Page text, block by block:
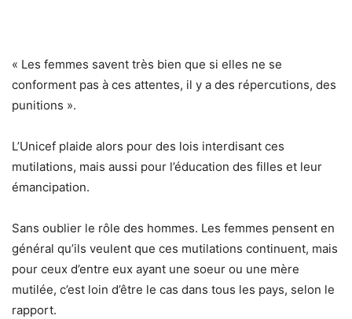
« Les femmes savent très bien que si elles ne se
conforment pas à ces attentes, il y a des répercutions, des
punitions ».
L’Unicef plaide alors pour des lois interdisant ces
mutilations, mais aussi pour l’éducation des filles et leur
émancipation.
Sans oublier le rôle des hommes. Les femmes pensent en
général qu’ils veulent que ces mutilations continuent, mais
pour ceux d’entre eux ayant une soeur ou une mère
mutilée, c’est loin d’être le cas dans tous les pays, selon le
rapport.